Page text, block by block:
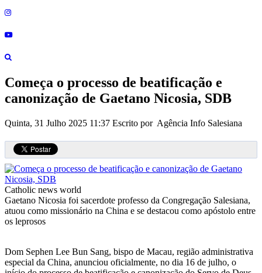
Começa o processo de beatificação e
canonização de Gaetano Nicosia, SDB
Quinta, 31 Julho 2025 11:37 Escrito por Agência Info Salesiana
Catholic news world
Gaetano Nicosia foi sacerdote professo da Congregação Salesiana,
atuou como missionário na China e se destacou como apóstolo entre
os leprosos
Dom Sephen Lee Bun Sang, bispo de Macau, região administrativa
especial da China, anunciou oficialmente, no dia 16 de julho, o